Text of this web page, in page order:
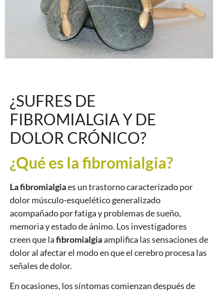
¿SUFRES DE
FIBROMIALGIA Y DE
DOLOR CRÓNICO?
¿Qué es la fibromialgia?
La fibromialgiaes un trastorno caracterizado por
dolor músculo-esquelético generalizado
acompañado por fatiga y problemas de sueño,
memoria y estado de ánimo. Los investigadores
creen que lafibromialgiaamplifica las sensaciones de
dolor al afectar el modo en que el cerebro procesa las
señales de dolor.
En ocasiones, los síntomas comienzan después de